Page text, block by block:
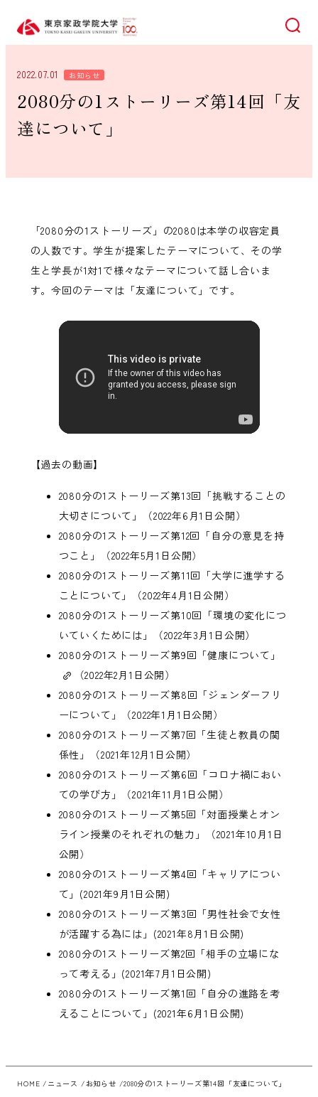
検索
2022.07.01 お知らせ
2080分の1ストーリーズ第14回「友
達について」
「2080分の1ストーリーズ」の2080は本学の収容定員
の人数です。学生が提案したテーマについて、その学
生と学長が1対1で様々なテーマについて話し合いま
す。今回のテーマは「友達について」です。
【過去の動画】
2080分の1ストーリーズ第13回「挑戦することの
大切さについて」
（2022年6月1日公開）
2080分の1ストーリーズ第12回「自分の意見を持
つこと」
（2022年5月1日公開）
2080分の1ストーリーズ第11回「大学に進学する
ことについて」
（2022年4月1日公開）
2080分の1ストーリーズ第10回「環境の変化につ
いていくためには」
（2022年3月1日公開）
2080分の1ストーリーズ第9回「健康について」
（2022年2月1日公開）
2080分の1ストーリーズ第8回「ジェンダーフリ
ーについて」
（2022年1月1日公開）
2080分の1ストーリーズ第7回「生徒と教員の関
係性」
（2021年12月1日公開）
2080分の1ストーリーズ第6回「コロナ禍におい
ての学び方」
（2021年11月1日公開）
2080分の1ストーリーズ第5回「対面授業とオン
ライン授業のそれぞれの魅力」
（2021年10月1日
公開）
2080分の1ストーリーズ第4回「キャリアについ
て」 (2021年9月1日公開)
2080分の1ストーリーズ第3回「男性社会で女性
が活躍する為には」 (2021年8月1日公開)
2080分の1ストーリーズ第2回「相手の立場にな
って考える」 (2021年7月1日公開)
2080分の1ストーリーズ第1回「自分の進路を考
えることについて」 (2021年6月1日公開)
HOME ニュース お知らせ 2080分の1ストーリーズ第14回「友達について」